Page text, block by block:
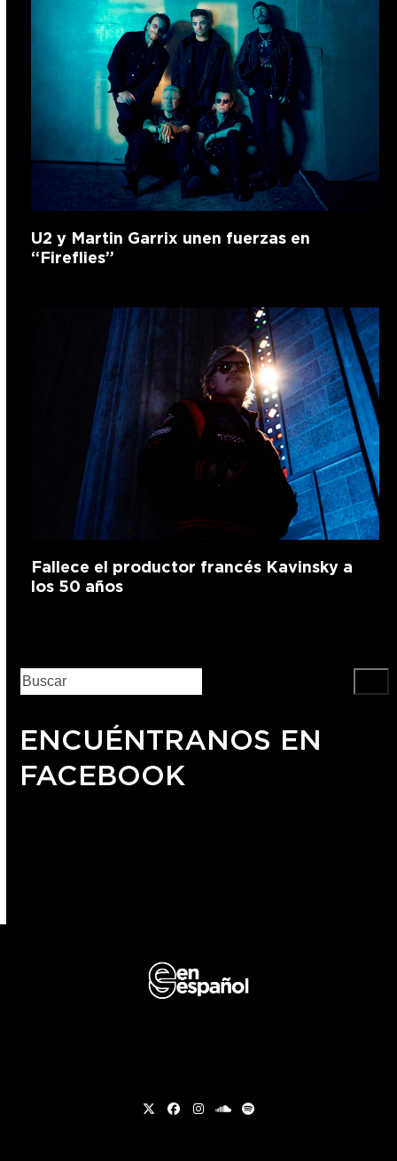
U2 y Martin Garrix unen fuerzas en
“Fireflies”
Fallece el productor francés Kavinsky a
los 50 años
ENCUÉNTRANOS EN
FACEBOOK
TwitterFacebook
Instagram
soundcloud
Spotify